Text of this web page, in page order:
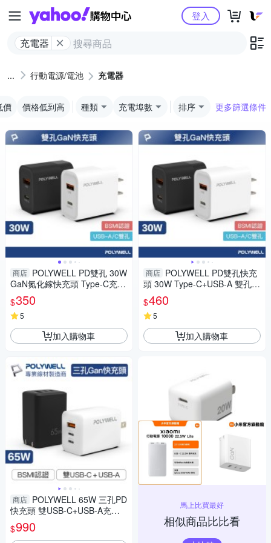
Yahoo購物中心
充電器
登入
行動電源/電池 充電器
價 價格低到高 種類 充電埠數 排序 更多篩選條件
商店 POLYWELL PD雙孔 30W
GaN氮化鎵快充頭 Type-C充電
器 [GS-W30A0933]
$350
5
加入購物車
商店 POLYWELL 65W 三孔PD
快充頭 雙USB-C+USB-A充電
器 GaN氮化鎵 BSMI認證
$990
商店 POLYWELL PD雙孔快充
頭 30W Type-C+USB-A 雙孔充
電器 豆腐頭 充電器 安規BSMI
認證
$460
5
加入購物車
馬上比買最好
相似商品比比看